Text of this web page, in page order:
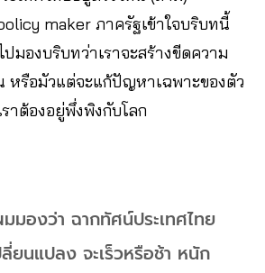
maker ภาครัฐเข้าใจบริบทนี้
มองบริบทว่าเราจะสร้างขีดความ
หรือมัวแต่จะแก้ปัญหาเฉพาะของตัว
าต้องอยู่พึ่งพิงกับโลก
มองว่า ฉากทัศน์ประเทศไทย
ยนแปลง จะเร็วหรือช้า หนัก